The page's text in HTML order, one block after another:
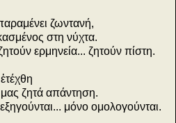
ζωντανή,
στη νύχτα.
ερμηνεία... ζητούν πίστη.
ζητά απάντηση.
μόνο ομολογούνται.